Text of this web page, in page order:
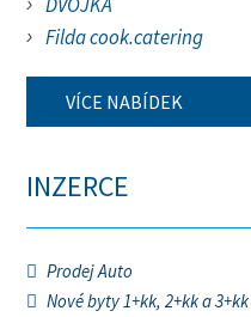
Filda cook.catering
VÍCE NABÍDEK
INZERCE
Prodej Auto
Nové byty 1+kk, 2+kk a